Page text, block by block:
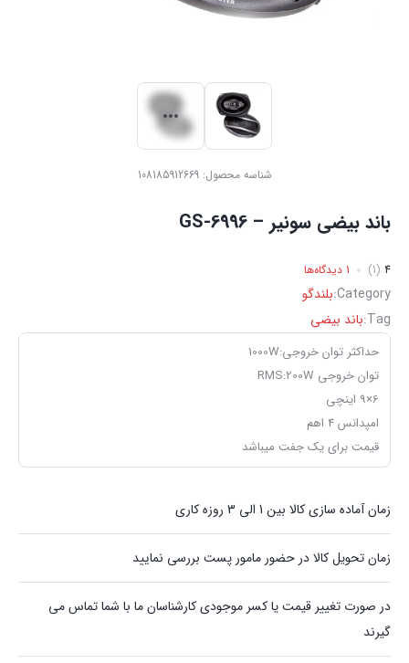
شناسه محصول:108185912669
باند بیضی سونیر – GS-6996
4
(1) 1 دیدگاه‌ها
Category: بلندگو
Tag: باند بیضی
حداکثر توان خروجی:1000W
توان خروجی RMS: 200W
6×9 اینچی
امپدانس 4 اهم
قیمت برای یک جفت میباشد
زمان آماده سازی کالا بین 1 الی 3 روزه کاری
زمان تحویل کالا در حضور مامور پست بررسی نمایید
در صورت تغییر قیمت یا کسر موجودی کارشناسان ما با شما تماس می
گیرند